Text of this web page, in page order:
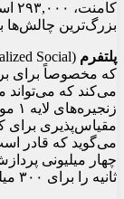
بزرگ‌ترین
پلتفرم DeSo
که مخصوصاً برای
می‌کند که می‌تواند
مقیاس‌پذیری برای
ثانیه را برای ۳۰۰ میلیون کاربر مدیریت می‌کند.